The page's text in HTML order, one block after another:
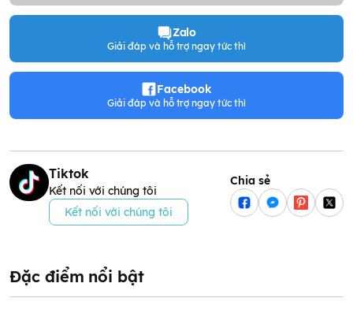
Zalo
Giải đáp và hỗ trợ ngay tức thì
Facebook
Giải đáp và hỗ trợ ngay tức thì
Tiktok
Kết nối với chúng tôi
Kết nối với chúng tôi
Chia sẻ
Đặc điểm nổi bật